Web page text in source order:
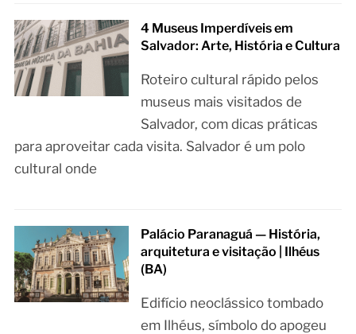
4 Museus Imperdíveis em
Salvador: Arte, História e Cultura
Roteiro cultural rápido pelos
museus mais visitados de
Salvador, com dicas práticas
para aproveitar cada visita. Salvador é um polo
cultural onde
Palácio Paranaguá — História,
arquitetura e visitação | Ilhéus
(BA)
Edifício neoclássico tombado
em Ilhéus, símbolo do apogeu